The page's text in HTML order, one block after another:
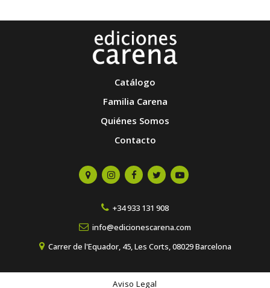
Catálogo
Familia Carena
Quiénes Somos
Contacto
+34 933 131 908
info@edicionescarena.com
Carrer de l'Equador, 45, Les Corts, 08029 Barcelona
Aviso Legal